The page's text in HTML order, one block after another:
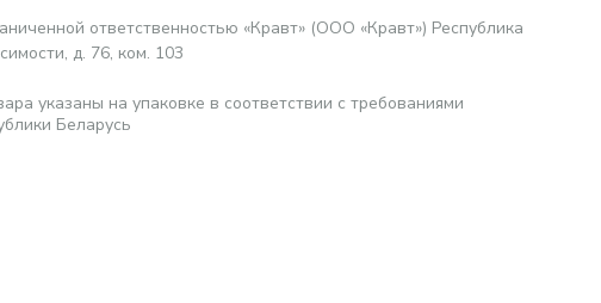
ответственностью «Кравт» (ООО «Кравт») Республика
д. 76, ком. 103
указаны на упаковке в соответствии с требованиями
Беларусь